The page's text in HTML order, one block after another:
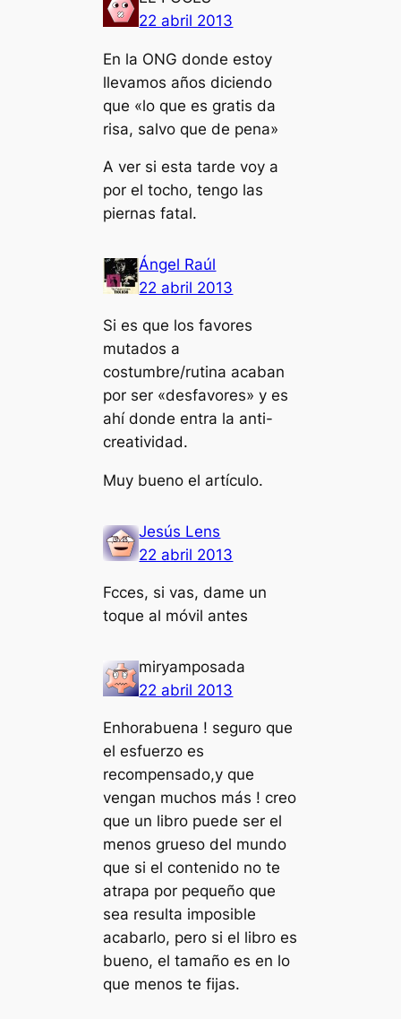
22 abril 2013
En la ONG donde estoy
llevamos años diciendo
que «lo que es gratis da
risa, salvo que de pena»
A ver si esta tarde voy a
por el tocho, tengo las
piernas fatal.
Ángel Raúl
22 abril 2013
Si es que los favores
mutados a
costumbre/rutina acaban
por ser «desfavores» y es
ahí donde entra la anti-
creatividad.
Muy bueno el artículo.
Jesús Lens
22 abril 2013
Fcces, si vas, dame un
toque al móvil antes
miryamposada
22 abril 2013
Enhorabuena ! seguro que
el esfuerzo es
recompensado,y que
vengan muchos más ! creo
que un libro puede ser el
menos grueso del mundo
que si el contenido no te
atrapa por pequeño que
sea resulta imposible
acabarlo, pero si el libro es
bueno, el tamaño es en lo
que menos te fijas.